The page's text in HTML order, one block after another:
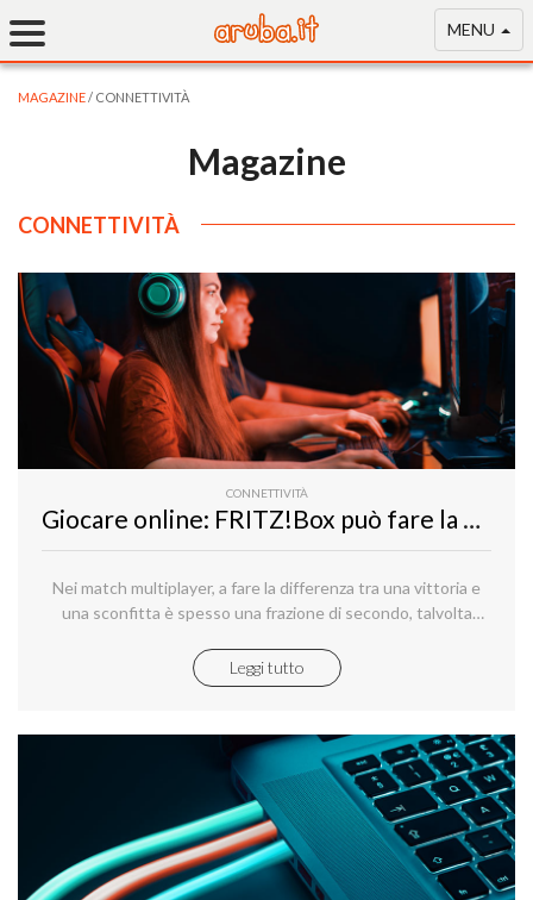
MENU
MAGAZINE/ CONNETTIVITÀ
Magazine
CONNETTIVITÀ
CONNETTIVITÀ
Giocare online: FRITZ!Box può fare la differenza
Nei match multiplayer, a fare la differenza tra una vittoria e
una sconfitta è spesso una frazione di secondo, talvolta
interpretare gli input sullo schermo, elaborare una
contromossa efficace e premere i pulsanti giusti.
Leggi tutto